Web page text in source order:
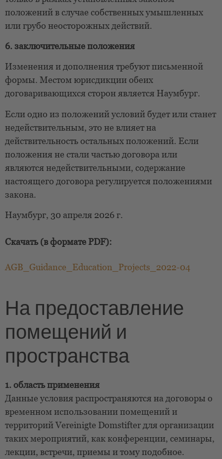
положений в случае собственных умышленных
или грубо неосторожных действий.
6. заключительные положения
Изменения и дополнения требуют письменной
формы. Местом юрисдикции обеих
договаривающихся сторон является Наумбург.
Если одно из положений условий будет или станет
недействительным, это не влияет на
действительность остальных положений. Если
положения не стали частью договора или
являются недействительными, содержание
настоящего договора регулируется положениями
закона.
Наумбург, 30 апреля 2026 г.
Скачать (в формате PDF):
AGB_Guidance_Education_Projects_2022-04
На предоставление
помещений и
пространства
1. область применения
Данные условия распространяются на договоры о
временном использовании помещений и
территорий Vereinigte Domstifter для организации
таких мероприятий, как конференции, семинары,
лекции, встречи, приемы и тому подобное.